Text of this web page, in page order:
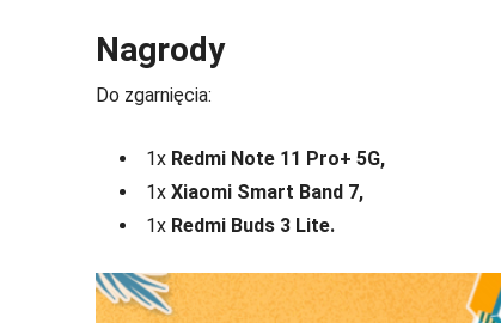
Nagrody
Do zgarnięcia:
1x Redmi Note 11 Pro+ 5G,
1x Xiaomi Smart Band 7,
1x Redmi Buds 3 Lite.